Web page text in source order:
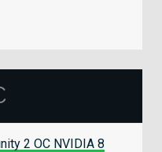
2 OC NVIDIA 8